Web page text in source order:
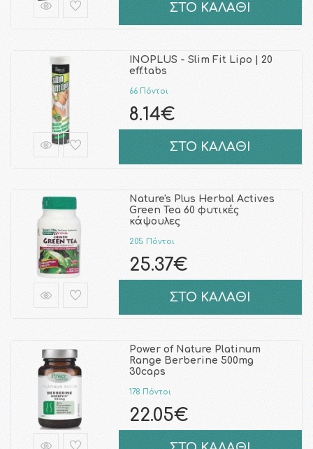
ΣΤΟ ΚΑΛΑΘΙ
INOPLUS - Slim Fit Lipo | 20
eff.tabs
66 Πόντοι
8.14€
ΣΤΟ ΚΑΛΑΘΙ
Nature's Plus Herbal Actives
Green Tea 60 φυτικές
κάψουλες
205 Πόντοι
25.37€
ΣΤΟ ΚΑΛΑΘΙ
Power of Nature Platinum
Range Berberine 500mg
30caps
178 Πόντοι
22.05€